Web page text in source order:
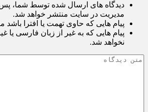
دیدگاه های ارسال شده توسط شما، پس
مدیریت در سایت منتشر خواهد شد.
پیام هایی که حاوی تهمت یا افترا باشد
پیام هایی که به غیر از زبان فارسی یا
نخواهد شد.